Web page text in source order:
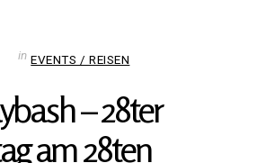
in EVENTS / REISEN
– 28ter
am 28ten